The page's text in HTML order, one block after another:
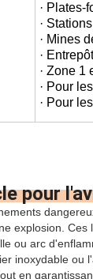
· Plates-
·
· Mines
·
· Zone 1
· Pour
· Pour
pour
explosion.
ou arc
inoxydable ou
en